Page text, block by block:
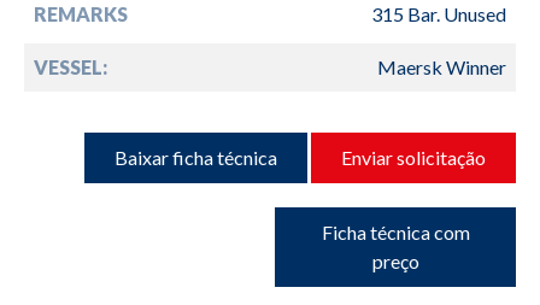
REMARKS 315 Bar. Unused
VESSEL: Maersk Winner
Baixar ficha técnica Enviar solicitação
Ficha técnica com
preço